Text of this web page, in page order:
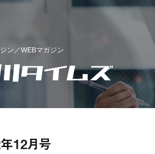
ン／WEBマガジン
12月号